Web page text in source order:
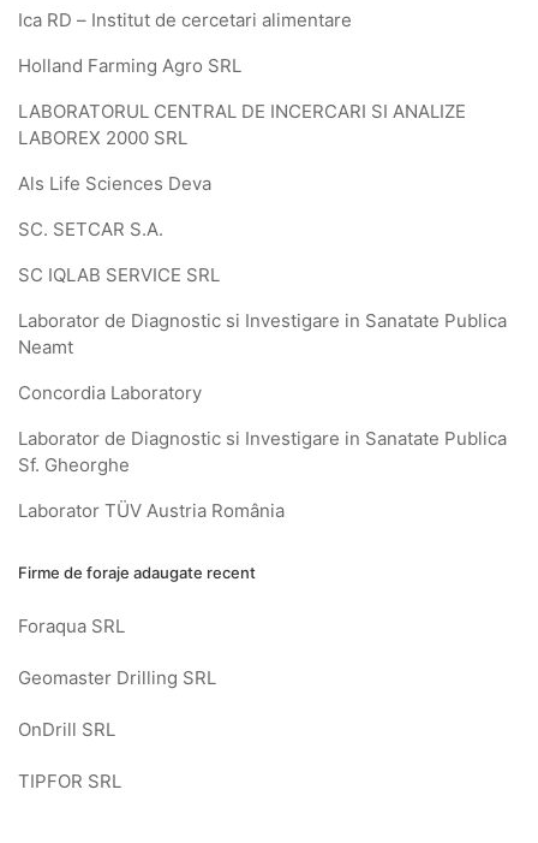
Ica RD – Institut de cercetari alimentare
Holland Farming Agro SRL
LABORATORUL CENTRAL DE INCERCARI SI ANALIZE
LABOREX 2000 SRL
Als Life Sciences Deva
SC. SETCAR S.A.
SC IQLAB SERVICE SRL
Laborator de Diagnostic si Investigare in Sanatate Publica
Neamt
Concordia Laboratory
Laborator de Diagnostic si Investigare in Sanatate Publica
Sf. Gheorghe
Laborator TÜV Austria România
Firme de foraje adaugate recent
Foraqua SRL
Geomaster Drilling SRL
OnDrill SRL
TIPFOR SRL